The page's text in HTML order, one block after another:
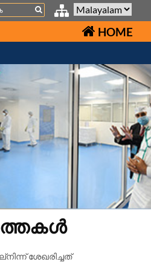
HOME
ശേഖരിച്ചത്